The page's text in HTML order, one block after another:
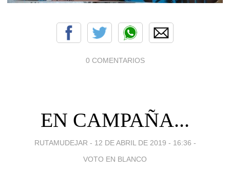
0 COMENTARIOS
EN CAMPAÑA...
RUTAMUDEJAR - 12 DE ABRIL DE 2019 - 16:36 -
VOTO EN BLANCO